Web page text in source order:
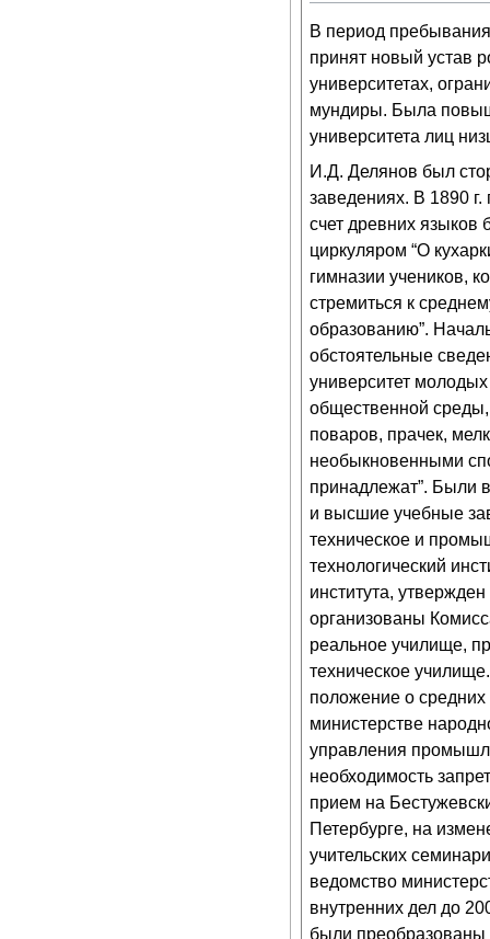
В период
принят новый устав
университетах,
мундиры. Была
университета лиц
И.Д. Делянов был
заведениях. В 1890
счет древних
циркуляром “О
гимназии учеников,
стремиться к
образованию”.
обстоятельные
университет
общественной среды,
поваров, прачек,
необыкновенными
принадлежат”. Были
и высшие учебные
техническое и
технологический
института,
организованы
реальное училище,
техническое
положение о
министерстве
управления
необходимость
прием на
Петербурге, на
учительских
ведомство
внутренних дел до
были преобразованы